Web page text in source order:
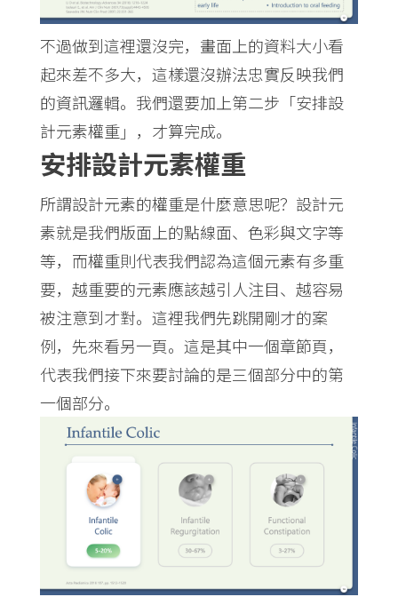
不過做到這裡還沒完，畫面上的資料大小看
起來差不多大，這樣還沒辦法忠實反映我們
的資訊邏輯。我們還要加上第二步「安排設
計元素權重」，才算完成。
安排設計元素權重
所謂設計元素的權重是什麼意思呢？設計元
素就是我們版面上的點線面、色彩與文字等
等，而權重則代表我們認為這個元素有多重
要，越重要的元素應該越引人注目、越容易
被注意到才對。這裡我們先跳開剛才的案
例，先來看另一頁。這是其中一個章節頁，
代表我們接下來要討論的是三個部分中的第
一個部分。